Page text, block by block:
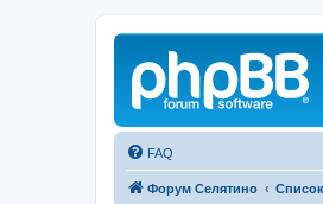
FAQ
Форум Селятино